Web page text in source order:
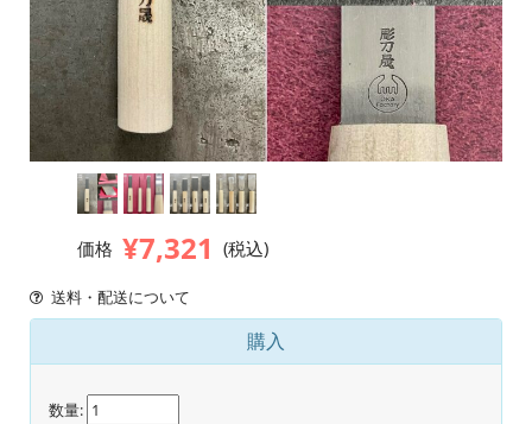
価格 ¥7,321 (税込)
送料・配送について
購入
数量: